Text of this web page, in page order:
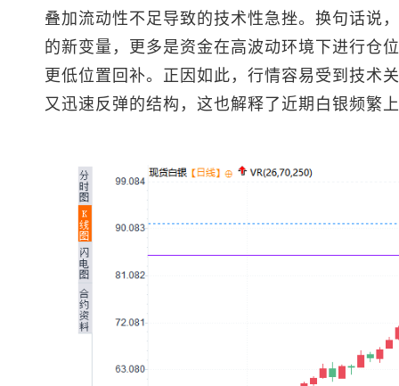
叠加流动性不足导致的技术性急挫。换句话说
的新变量，更多是资金在高波动环境下进行
更低位置回补。正因如此，行情容易受到技术
又迅速反弹的结构，这也解释了近期白银频繁